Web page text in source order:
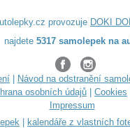
provozuje DOKI
najdete 5317 samolepek na
Návod na odstranění
osobních údajů Cookies
Impressum
kalendáře z vlastních